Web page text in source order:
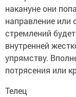
накануне они
направление или
стремлений
внутренней
упрямству.
потрясения или
Телец